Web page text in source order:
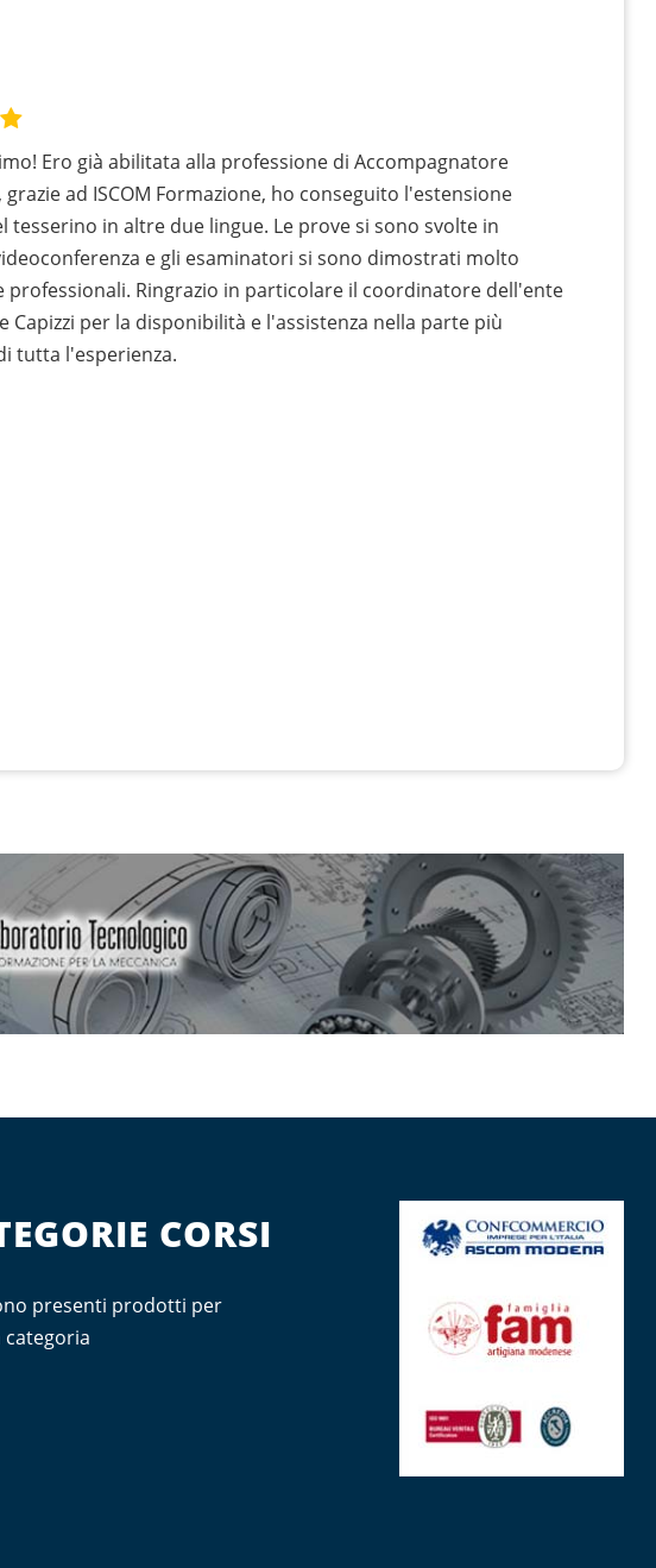
Ero già abilitata alla professione di Accompagnatore
ad ISCOM Formazione, ho conseguito l'estensione
tesserino in altre due lingue. Le prove si sono svolte in
e gli esaminatori si sono dimostrati molto
professionali. Ringrazio in particolare il coordinatore dell'ente
Capizzi per la disponibilità e l'assistenza nella parte più
tutta l'esperienza.
CORSI
presenti prodotti per
categoria